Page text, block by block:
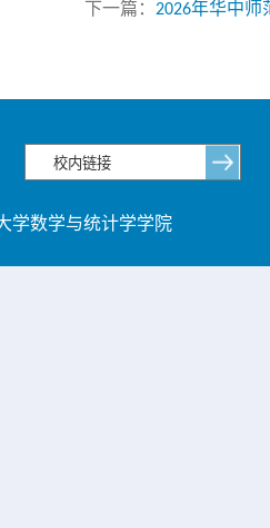
下一篇： 2026年华中师
学数学与统计学学院